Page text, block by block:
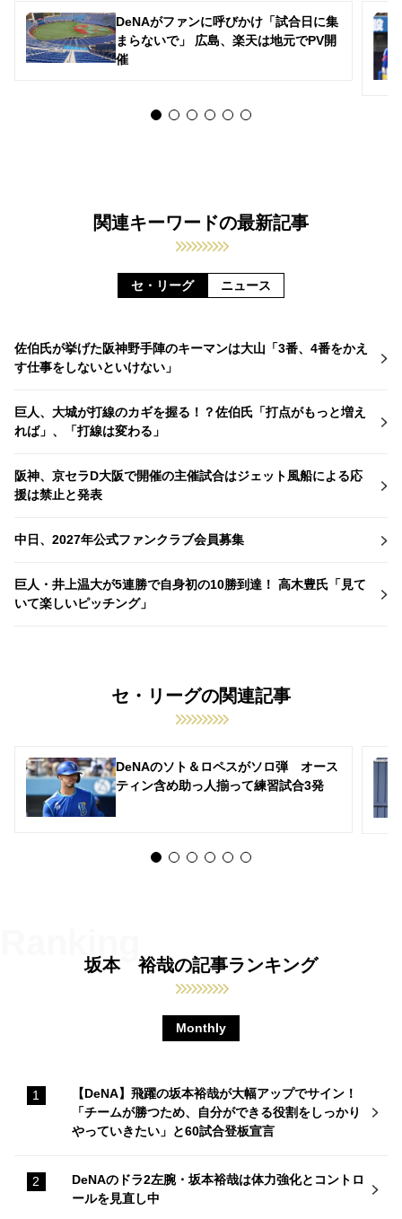
DeNAがファンに呼びかけ「試合日に集
まらないで」 広島、楽天は地元でPV開
催
関連キーワードの最新記事
セ・リーグ ニュース
佐伯氏が挙げた阪神野手陣のキーマンは大山「3番、4番をかえ
す仕事をしないといけない」
巨人、大城が打線のカギを握る！？佐伯氏「打点がもっと増え
れば」、「打線は変わる」
阪神、京セラD大阪で開催の主催試合はジェット風船による応
援は禁止と発表
中日、2027年公式ファンクラブ会員募集
巨人・井上温大が5連勝で自身初の10勝到達！ 高木豊氏「見て
いて楽しいピッチング」
セ・リーグの関連記事
DeNAのソト＆ロペスがソロ弾 オース
ティン含め助っ人揃って練習試合3発
坂本 裕哉の記事ランキング
Monthly
【DeNA】飛躍の坂本裕哉が大幅アップでサイン！
「チームが勝つため、自分ができる役割をしっかり
やっていきたい」と60試合登板宣言
DeNAのドラ2左腕・坂本裕哉は体力強化とコントロ
ールを見直し中